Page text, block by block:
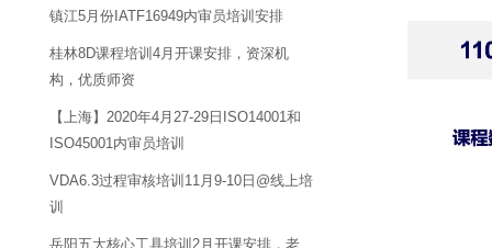
镇江5月份IATF16949内审员培训安排
桂林8D课程培训4月开课安排，资深机
构，优质师资
【上海】2020年4月27-29日ISO14001和
ISO45001内审员培训
VDA6.3过程审核培训11月9-10日@线上培
训
岳阳五大核心工具培训2月开课安排，老